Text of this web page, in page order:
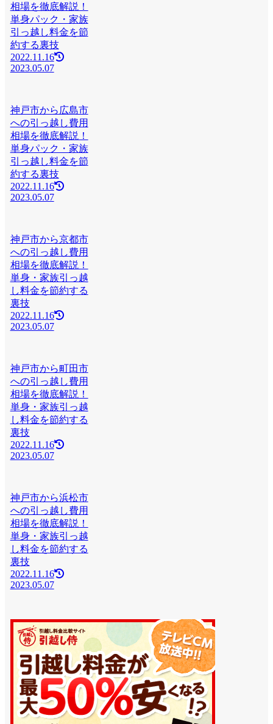
相場を徹底解説！
単身パック・家族
引っ越し料金を節
約する裏技
2022.11.16
2023.05.07
神戸市から広島市
への引っ越し費用
相場を徹底解説！
単身パック・家族
引っ越し料金を節
約する裏技
2022.11.16
2023.05.07
神戸市から京都市
への引っ越し費用
相場を徹底解説！
単身・家族引っ越
し料金を節約する
裏技
2022.11.16
2023.05.07
神戸市から町田市
への引っ越し費用
相場を徹底解説！
単身・家族引っ越
し料金を節約する
裏技
2022.11.16
2023.05.07
神戸市から浜松市
への引っ越し費用
相場を徹底解説！
単身・家族引っ越
し料金を節約する
裏技
2022.11.16
2023.05.07